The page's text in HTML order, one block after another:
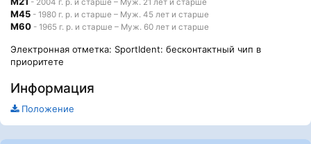
- 2004 г. р. и старше – Муж. 21 лет и старше
М45 - 1980 г. р. и старше – Муж. 45 лет и старше
М60 - 1965 г. р. и старше – Муж. 60 лет и старше
Электронная отметка: SportIdent: бесконтактный чип в
приоритете
Информация
Положение